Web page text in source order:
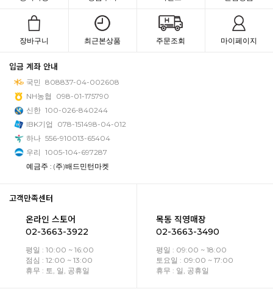
장바구니 최근본상품 주문조회 마이페이지
입금 계좌 안내
국민 808837-04-002608
NH농협
098-01-175790
신한 100-026-840244
IBK기업
078-151498-04-012
하나 556-910013-65404
우리 1005-104-697287
예금주 : (주)배드민턴마켓
고객만족센터
온라인 스토어
02-3663-3922
평일 : 10:00 ~ 16:00
점심 : 12:00 ~ 13:00
휴무 : 토, 일, 공휴일
목동 직영매장
02-3663-3490
평일 : 09:00 ~ 18:00
토요일 : 09:00 ~ 17:00
휴무 : 일, 공휴일